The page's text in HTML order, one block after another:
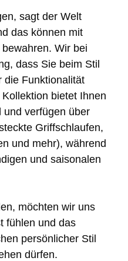
sagt der Welt
das können mit
Wir bei
dass Sie beim Stil
die Funktionalität
bietet Ihnen
und verfügen über
Griffschlaufen,
und mehr), während
und saisonalen
möchten wir uns
fühlen und das
persönlicher Stil
dürfen.